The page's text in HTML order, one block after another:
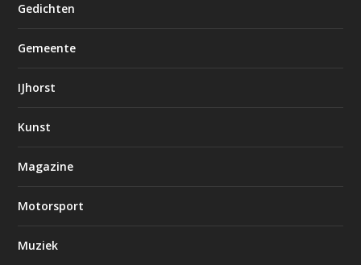
Gedichten
Gemeente
IJhorst
Kunst
Magazine
Motorsport
Muziek